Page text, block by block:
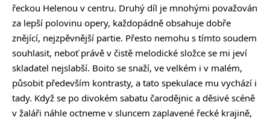
řeckou Helenou v centru. Druhý díl je mnohými považován
za lepší polovinu opery, každopádně obsahuje dobře
znějící, nejzpěvnější partie. Přesto nemohu s tímto soudem
souhlasit, neboť právě v čistě melodické složce se mi jeví
skladatel nejslabší. Boito se snaží, ve velkém i v malém,
působit především kontrasty, a tato spekulace mu vychází i
tady. Když se po divokém sabatu čarodějnic a děsivé scéně
v žaláři náhle octneme v sluncem zaplavené řecké krajině,